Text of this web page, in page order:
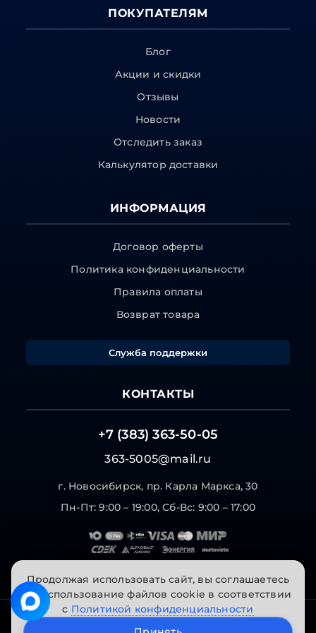
ПОКУПАТЕЛЯМ
Блог
Акции и скидки
Отзывы
Новости
Отследить заказ
Калькулятор доставки
ИНФОРМАЦИЯ
Договор оферты
Политика конфиденциальности
Правила оплаты
Возврат товара
Служба поддержки
КОНТАКТЫ
+7 (383) 363-50-05
363-5005@mail.ru
г. Новосибирск, пр. Карла Маркса, 30
Пн-Пт: 9:00 – 19:00, Сб-Вс: 9:00 – 17:00
© 2026 "Инструменты на Горской". Все права
Продолжая использовать сайт, вы соглашаетесь
на использование файлов cookie в соответствии
с Политикой конфиденциальности